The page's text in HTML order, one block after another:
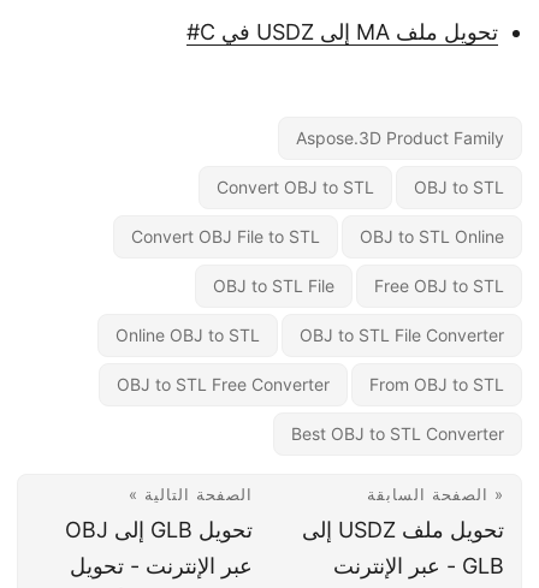
تحويل ملف MA إلى USDZ في C#
Aspose.3D Product Family
OBJ to STL
Convert OBJ to STL
OBJ to STL Online
Convert OBJ File to STL
Free OBJ to STL
OBJ to STL File
OBJ to STL File Converter
Online OBJ to STL
From OBJ to STL
OBJ to STL Free Converter
Best OBJ to STL Converter
« الصفحة السابقة
تحويل ملف USDZ إلى
GLB - عبر الإنترنت
الصفحة التالية »
تحويل GLB إلى OBJ
عبر الإنترنت - تحويل